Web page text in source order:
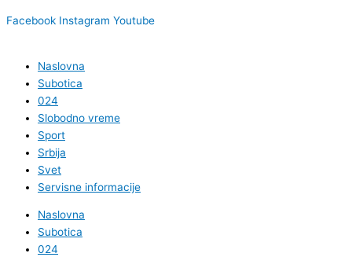
Facebook Instagram Youtube
Naslovna
Subotica
024
Slobodno vreme
Sport
Srbija
Svet
Servisne informacije
Naslovna
Subotica
024